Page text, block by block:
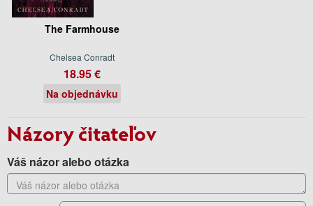
The Farmhouse
Chelsea Conradt
18.95 €
Na objednávku
Názory čitateľov
Váš názor alebo otázka